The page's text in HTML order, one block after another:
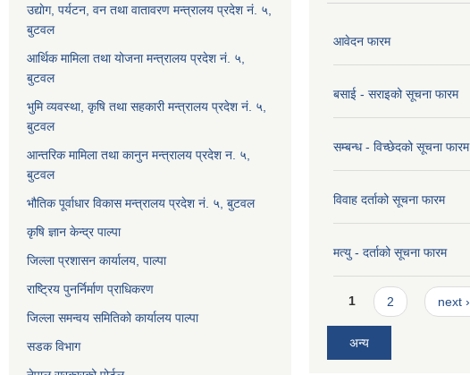
उद्याेग, पर्यटन, वन तथा वातावरण मन्त्रालय प्रदेश नं. ५,
बुटवल
आर्थिक मामिला तथा योजना मन्त्रालय प्रदेश नं. ५,
बुटवल
भुमि व्यवस्था, कृषि तथा सहकारी मन्त्रालय प्रदेश नं. ५,
बुटवल
आन्तरिक मामिला तथा कानुन मन्त्रालय प्रदेश न. ५,
बुटवल
भौतिक पूर्वाधार विकास मन्त्रालय प्रदेश नं. ५, बुटवल
कृषि ज्ञान केन्द्र पाल्पा
जिल्ला प्रशासन कार्यालय, पाल्पा
राष्ट्रिय पुनर्निर्माण प्राधिकरण
जिल्ला समन्वय समितिको कार्यालय पाल्पा
सडक विभाग
आवेदन फारम
बसाई - सराइको सूचना फारम
सम्बन्ध - विच्छेदको सूचना फारम
विवाह दर्ताको सूचना फारम
मत्यु - दर्ताको सूचना फारम
Pages
1 2 next ›
अन्य